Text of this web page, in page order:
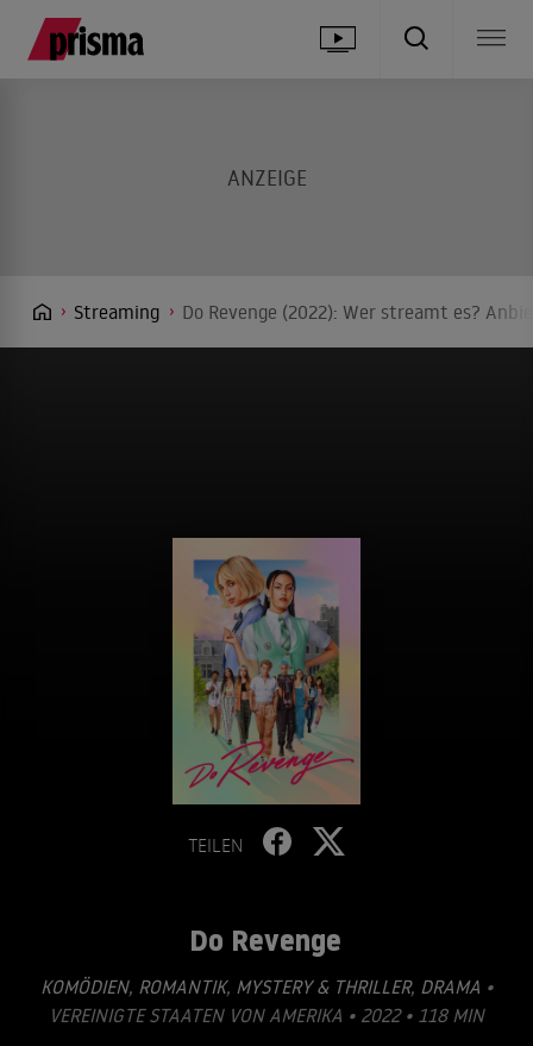
Streaming Do Revenge (2022): Wer streamt es?
TEILEN
Do Revenge
KOMÖDIEN, ROMANTIK, MYSTERY & THRILLER, DRAMA •
VEREINIGTE STAATEN VON AMERIKA • 2022 • 118 MIN